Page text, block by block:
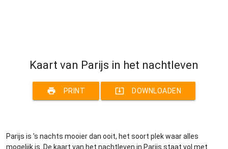
Kaart van Parijs in het nachtleven
print PRINT system_update_alt DOWNLOADEN
Parijs is 's nachts mooier dan ooit, het soort plek waar alles
mogelijk is. De kaart van het nachtleven in Parijs staat vol met